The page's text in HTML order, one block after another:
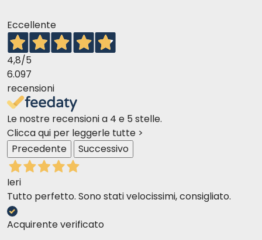
Eccellente
4,8/5
6.097
recensioni
Le nostre recensioni a 4 e 5 stelle.
Clicca qui per leggerle tutte >
Precedente
Successivo
Ieri
Tutto perfetto. Sono stati velocissimi, consigliato.
Acquirente verificato